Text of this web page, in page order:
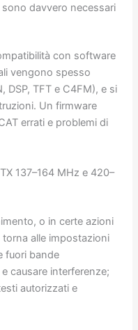
davvero necessari
con software
vengono spesso
DSP, TFT e C4FM), e si
Un firmware
errati e problemi di
137–164 MHz e 420–
o in certe azioni
torna alle impostazioni
fuori bande
causare interferenze;
autorizzati e